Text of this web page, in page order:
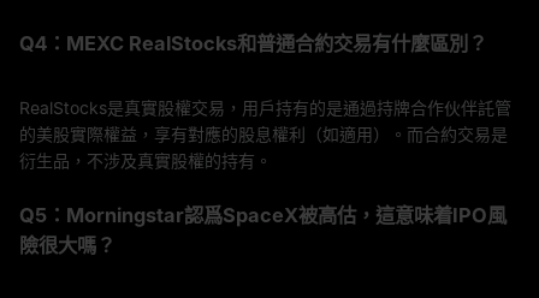
Q4：MEXC RealStocks和普通合約交易有什麼區別？
RealStocks是真實股權交易，用戶持有的是通過持牌合作伙伴託管
的美股實際權益，享有對應的股息權利（如適用）。而合約交易是
衍生品，不涉及真實股權的持有。
Q5：Morningstar認爲SpaceX被高估，這意味着IPO風
險很大嗎？